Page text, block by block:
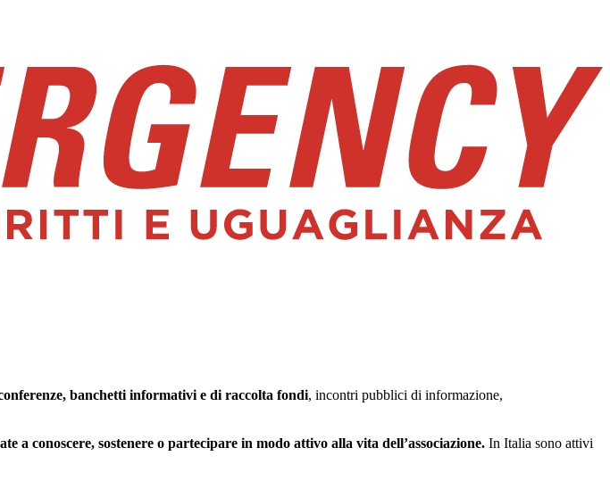
banchetti informativi e di raccolta fondi, incontri pubblici di informazione,
conoscere, sostenere o partecipare in modo attivo alla vita dell’associazione. In Italia sono attivi